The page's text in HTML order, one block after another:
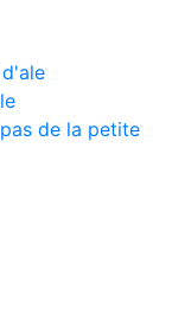
de la petite